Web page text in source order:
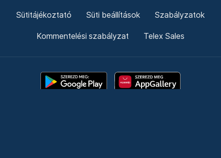
Sütitájékoztató Süti beállítások Szabályzatok
Kommentelési szabályzat Telex Sales